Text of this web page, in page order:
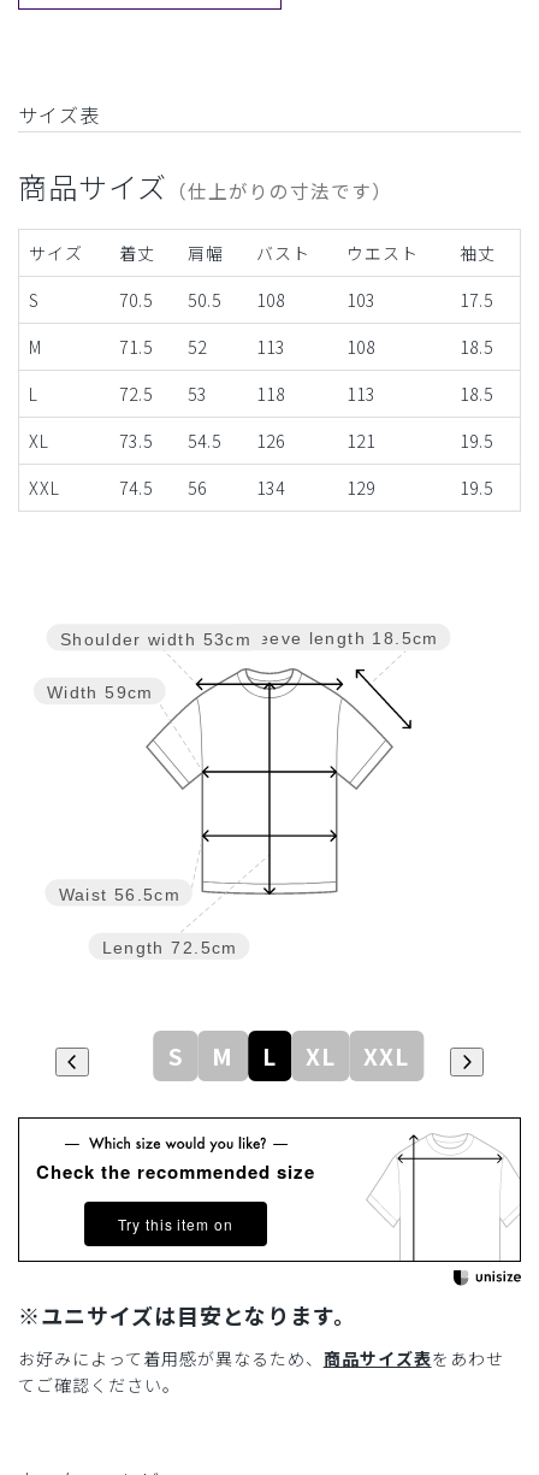
サイズ表
商品サイズ （仕上がりの寸法です）
サイズ 着丈 肩幅 バスト ウエスト
袖丈
S
70.5 50.5 108 103
17.5
M
71.5 52 113 108
18.5
L
72.5 53 118 113
18.5
XL
73.5 54.5 126 121
19.5
XXL
74.5 56 134 129 19.5
Sleeve length 18.5cm
Length 72.5cm
Waist 56.5cm
Width 59cm
Shoulder width 53cm
S M L XL XXL
Check the recommended size
Try this item on
※ユニサイズは目安となります。
お好みによって着用感が異なるため、 商品サイズ表をあわせ
てご確認ください。